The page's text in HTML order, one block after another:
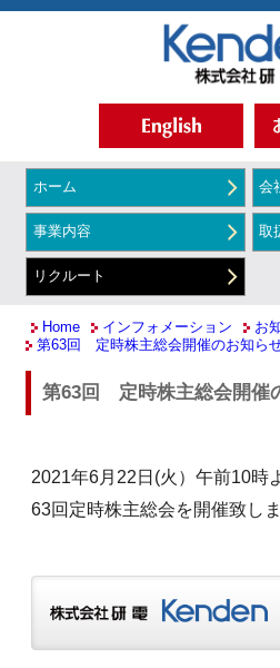
ホーム 会
事業内容 取
リクルート
Home インフォメーション
お
第63回 定時株主総会開催のお知ら
第63回 定時株主総会開催
2021年6月22日(火）午前10
63回定時株主総会を開催致しま